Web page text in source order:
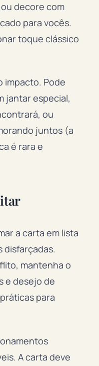
decore com
para vocês.
toque clássico
impacto. Pode
jantar especial,
ou
juntos (a
é rara e
a carta em lista
disfarçadas.
mantenha o
e desejo de
para
A carta deve